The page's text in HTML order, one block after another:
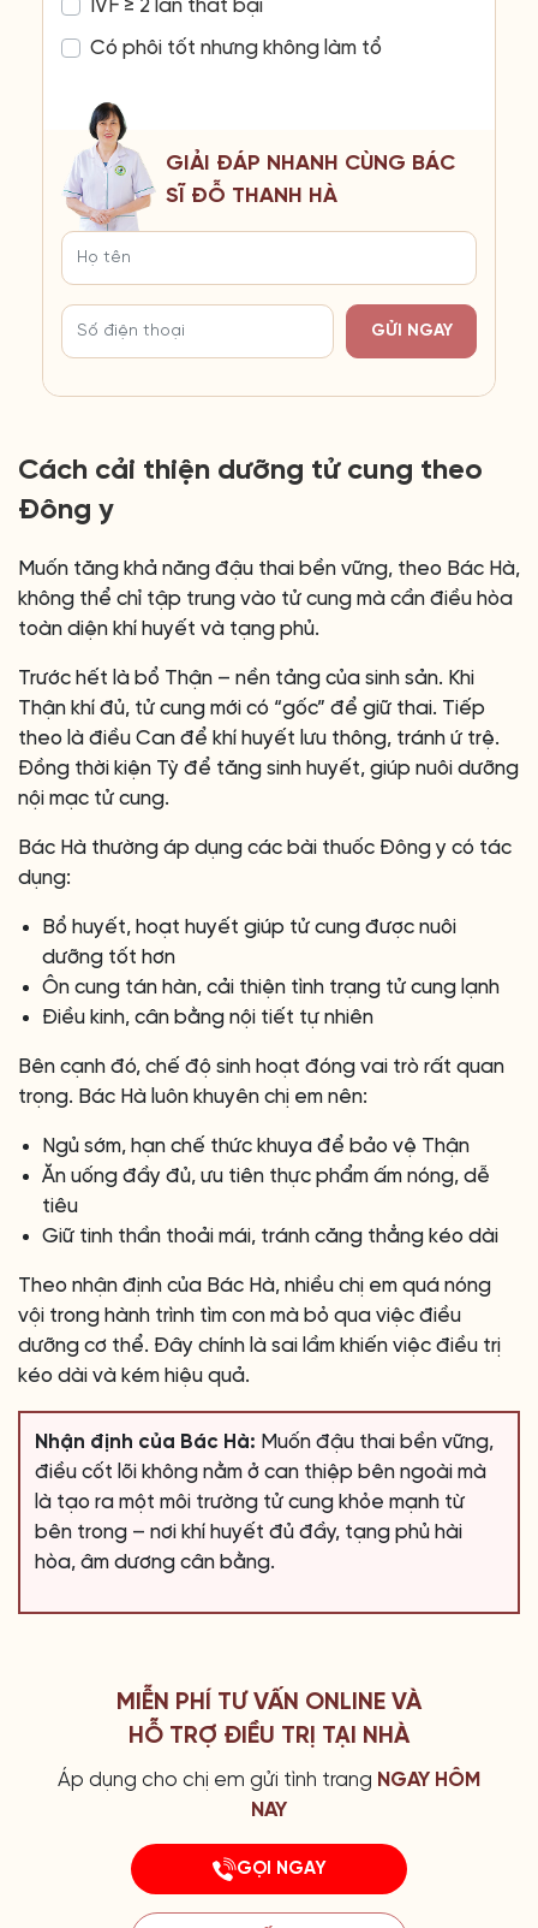
IVF ≥ 2 lần thất bại
Có phôi tốt nhưng không làm tổ
GIẢI ĐÁP NHANH CÙNG BÁC
SĨ ĐỖ THANH HÀ
GỬI NGAY
Cách cải thiện dưỡng tử cung theo
Đông y
Muốn tăng khả năng đậu thai bền vững, theo Bác Hà,
không thể chỉ tập trung vào tử cung mà cần điều hòa
toàn diện khí huyết và tạng phủ.
Trước hết là bổ Thận – nền tảng của sinh sản. Khi
Thận khí đủ, tử cung mới có “gốc” để giữ thai. Tiếp
theo là điều Can để khí huyết lưu thông, tránh ứ trệ.
Đồng thời kiện Tỳ để tăng sinh huyết, giúp nuôi dưỡng
nội mạc tử cung.
Bác Hà thường áp dụng các bài thuốc Đông y có tác
dụng:
Bổ huyết, hoạt huyết giúp tử cung được nuôi
dưỡng tốt hơn
Ôn cung tán hàn, cải thiện tình trạng tử cung lạnh
Điều kinh, cân bằng nội tiết tự nhiên
Bên cạnh đó, chế độ sinh hoạt đóng vai trò rất quan
trọng. Bác Hà luôn khuyên chị em nên:
Ngủ sớm, hạn chế thức khuya để bảo vệ Thận
Ăn uống đầy đủ, ưu tiên thực phẩm ấm nóng, dễ
tiêu
Giữ tinh thần thoải mái, tránh căng thẳng kéo dài
Theo nhận định của Bác Hà, nhiều chị em quá nóng
vội trong hành trình tìm con mà bỏ qua việc điều
dưỡng cơ thể. Đây chính là sai lầm khiến việc điều trị
kéo dài và kém hiệu quả.
Nhận định của Bác Hà: Muốn đậu thai bền vững,
điều cốt lõi không nằm ở can thiệp bên ngoài mà
là tạo ra một môi trường tử cung khỏe mạnh từ
bên trong – nơi khí huyết đủ đầy, tạng phủ hài
hòa, âm dương cân bằng.
MIỄN PHÍ TƯ VẤN ONLINE VÀ
HỖ TRỢ ĐIỀU TRỊ TẠI NHÀ
Áp dụng cho chị em gửi tình trang NGAY HÔM
NAY
GỌI NGAY